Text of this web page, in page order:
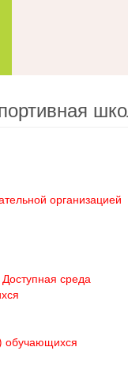
организацией
среда
обучающихся